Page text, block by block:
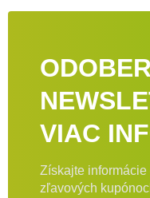
VIAC
Získajte
zľavových